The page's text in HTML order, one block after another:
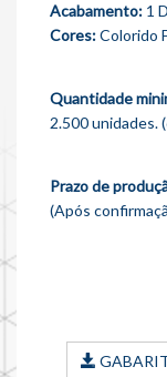
Acabamento: 1
Cores:Colorido
Quantidade
2.500 unidades.
Prazo de
(Após